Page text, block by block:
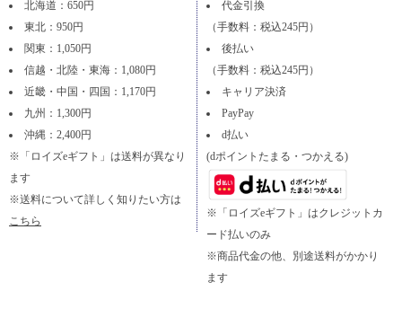
北海道：650円
東北：950円
関東：1,050円
信越・北陸・東海：1,080円
近畿・中国・四国：1,170円
九州：1,300円
沖縄：2,400円
※「ロイズeギフト」は送料が異なり
ます
※送料について詳しく知りたい方は
こちら
代金引換
（手数料：税込245円）
後払い
（手数料：税込245円）
キャリア決済
PayPay
d払い
(dポイントたまる・つかえる)
※「ロイズeギフト」はクレジットカ
ード払いのみ
※商品代金の他、別途送料がかかり
ます